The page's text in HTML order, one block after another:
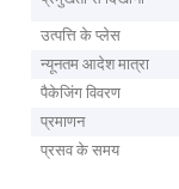
उत्पत्ति के प्लेस
न्यूनतम आदेश मात्रा
पैकेजिंग विवरण
प्रमाणन
प्रसव के समय